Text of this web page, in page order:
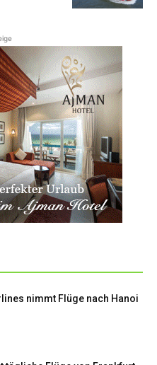
nimmt Flüge nach Hanoi